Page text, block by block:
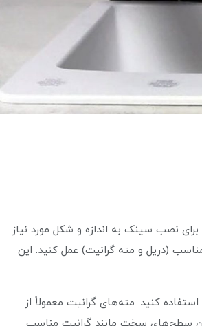
نصب سینک به اندازه و شکل مورد نیاز
(دریل و مته گرانیت) عمل کنید. این
کنید. مته‌های گرانیت معمولاً از